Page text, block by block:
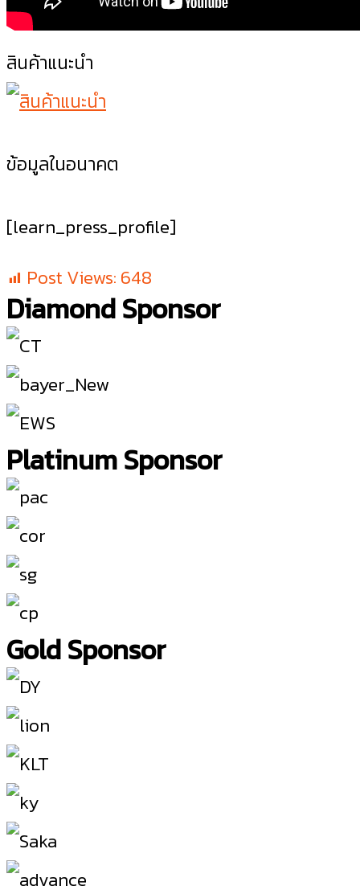
สินค้าแนะนำ
ข้อมูลในอนาคต
[learn_press_profile]
Post Views: 648
Diamond Sponsor
Platinum Sponsor
Gold Sponsor